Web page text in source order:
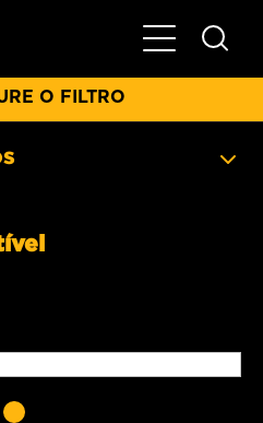
Menu
O FILTRO